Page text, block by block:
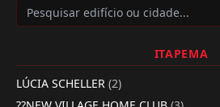
ITAPEMA
LÚCIA SCHELLER (2)